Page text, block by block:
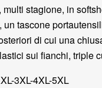
stagione, in
tascone
di cui una
sui fianchi, triple
3XL-4XL-5XL